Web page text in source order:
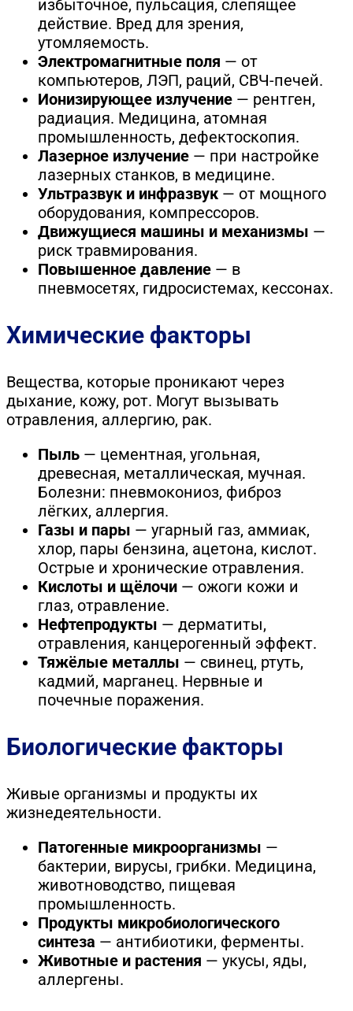
избыточное, пульсация, слепящее
действие. Вред для зрения,
утомляемость.
Электромагнитные поля — от
компьютеров, ЛЭП, раций, СВЧ-печей.
Ионизирующее излучение — рентген,
радиация. Медицина, атомная
промышленность, дефектоскопия.
Лазерное излучение — при настройке
лазерных станков, в медицине.
Ультразвук и инфразвук — от мощного
оборудования, компрессоров.
Движущиеся машины и механизмы —
риск травмирования.
Повышенное давление — в
пневмосетях, гидросистемах, кессонах.
Химические факторы
Вещества, которые проникают через
дыхание, кожу, рот. Могут вызывать
отравления, аллергию, рак.
Пыль — цементная, угольная,
древесная, металлическая, мучная.
Болезни: пневмокониоз, фиброз
лёгких, аллергия.
Газы и пары — угарный газ, аммиак,
хлор, пары бензина, ацетона, кислот.
Острые и хронические отравления.
Кислоты и щёлочи — ожоги кожи и
глаз, отравление.
Нефтепродукты — дерматиты,
отравления, канцерогенный эффект.
Тяжёлые металлы — свинец, ртуть,
кадмий, марганец. Нервные и
почечные поражения.
Биологические факторы
Живые организмы и продукты их
жизнедеятельности.
Патогенные микроорганизмы —
бактерии, вирусы, грибки. Медицина,
животноводство, пищевая
промышленность.
Продукты микробиологического
синтеза — антибиотики, ферменты.
Животные и растения — укусы, яды,
аллергены.